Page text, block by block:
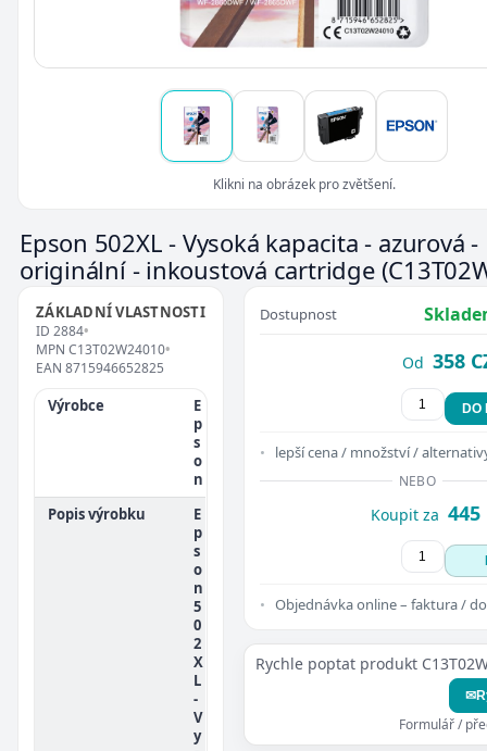
Klikni na obrázek pro zvětšení.
Epson 502XL - Vysoká kapacita - azurová -
originální - inkoustová cartridge
ZÁKLADNÍ VLASTNOSTI
ID 2884•
MPN C13T02W24010•
EAN 8715946652825
Výrobce
E
p
s
o
n
Popis výrobku
E
p
s
o
n
5
0
2
X
L
-
V
y
Dostupnost
Od 358
DO
lepší cena / množství /
NEBO
Koupit za 445
Objednávka online – faktura /
Rychle poptat produkt
✉
Formulář /